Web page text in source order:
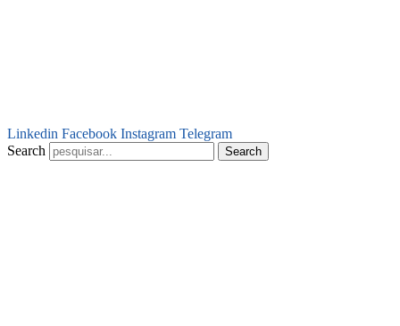
Linkedin Facebook Instagram Telegram
Search
Search